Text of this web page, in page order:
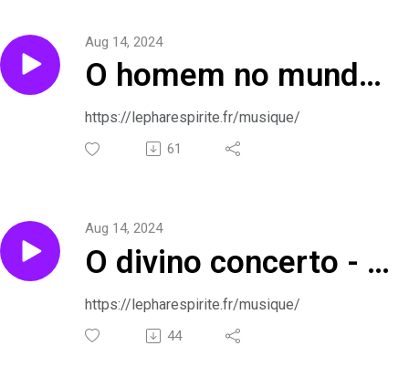
O homem no mundo
- o evangelho
segundo o
canções
Aug 14, 2024
https://lepharespirite.fr/musique/
61
O divino concerto - o
evangelho segundo o
espiritismo em
Aug 14, 2024
https://lepharespirite.fr/musique/
44